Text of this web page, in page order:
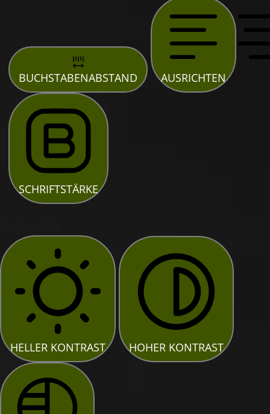
BUCHSTABENABSTAND AUSRICHTEN
SCHRIFTSTÄRKE
HELLER KONTRAST HOHER KONTRAST